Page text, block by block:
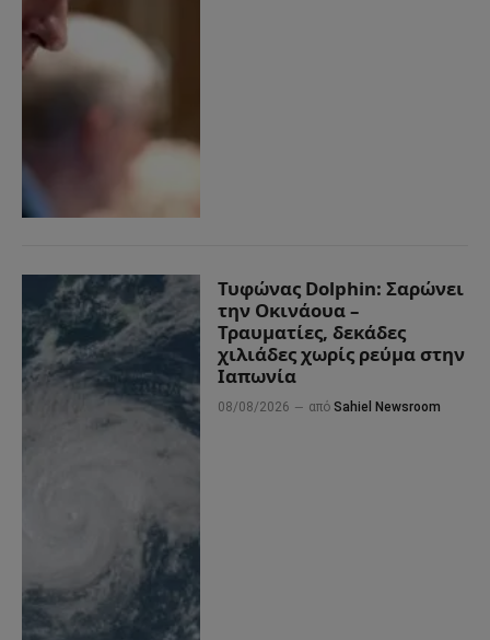
Τυφώνας Dolphin: Σαρώνει
την Οκινάουα –
Τραυματίες, δεκάδες
χιλιάδες χωρίς ρεύμα στην
Ιαπωνία
08/08/2026 από Sahiel Newsroom